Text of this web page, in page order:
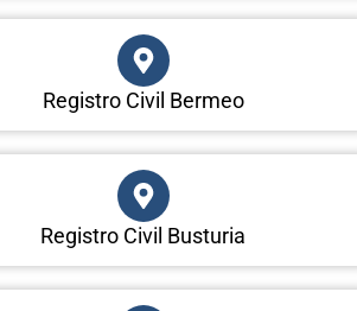
Registro Civil Bermeo
Registro Civil Busturia